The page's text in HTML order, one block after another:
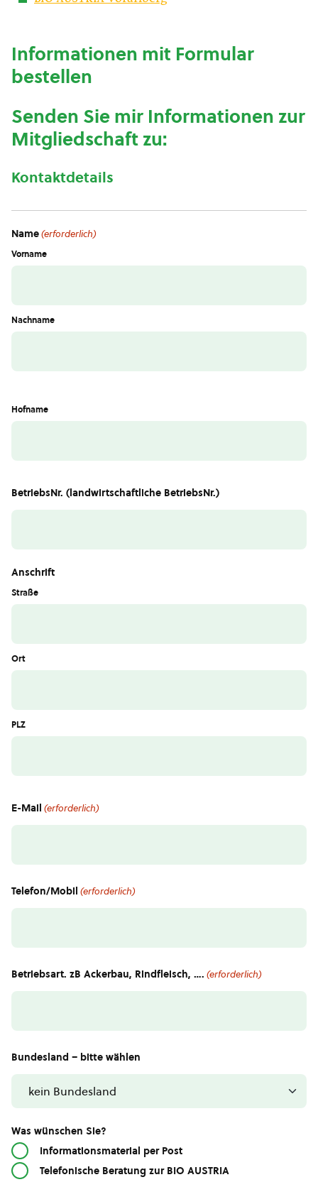
Informationen mit Formular
bestellen
Senden Sie mir Informationen zur
Mitgliedschaft zu:
Kontaktdetails
Name(erforderlich)
Vorname
Nachname
Hofname
BetriebsNr. (landwirtschaftliche BetriebsNr.)
Anschrift
Straße
Ort
PLZ
E-Mail (erforderlich)
Telefon/Mobil (erforderlich)
Betriebsart. zB Ackerbau, Rindfleisch, …. (erforderlich)
Bundesland – bitte wählen
Was wünschen Sie?
Informationsmaterial per Post
Telefonische Beratung zur BIO AUSTRIA